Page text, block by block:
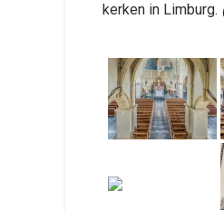
kerken in Limburg.